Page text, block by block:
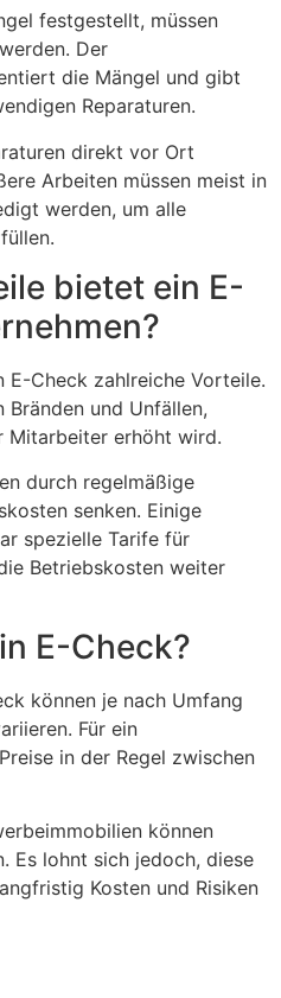
festgestellt, müssen
Der
die Mängel und gibt
Reparaturen.
direkt vor Ort
Arbeiten müssen meist in
werden, um alle
bietet ein E-
E-Check zahlreiche Vorteile.
und Unfällen,
Mitarbeiter erhöht wird.
durch regelmäßige
senken. Einige
spezielle Tarife für
Betriebskosten weiter
E-Check?
können je nach Umfang
Für ein
in der Regel zwischen
können
Es lohnt sich jedoch, diese
Kosten und Risiken